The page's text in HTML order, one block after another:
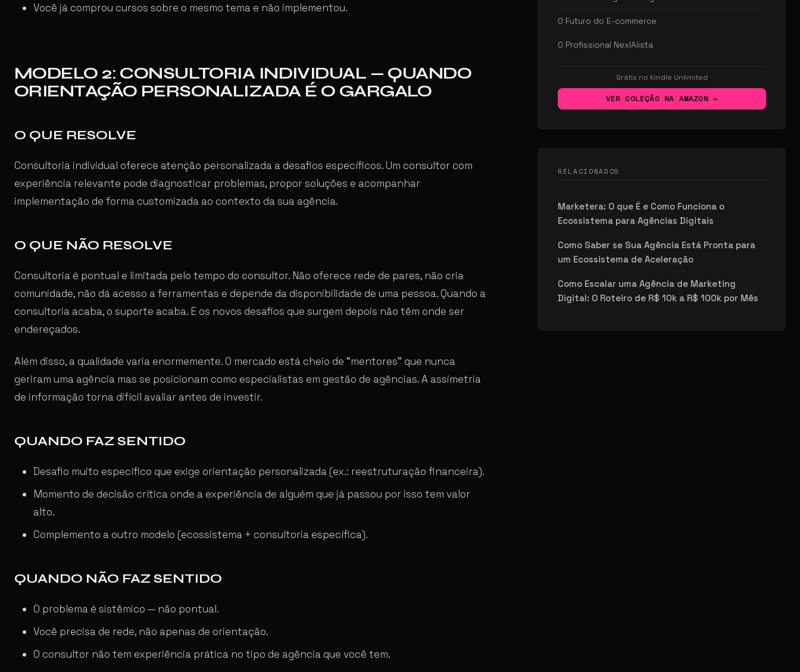
Você já comprou cursos sobre o mesmo tema e não implementou.
MODELO 2: CONSULTORIA INDIVIDUAL — QUANDO
ORIENTAÇÃO PERSONALIZADA É O GARGALO
O QUE RESOLVE
Consultoria individual oferece atenção personalizada a desafios específicos. Um consultor com
experiência relevante pode diagnosticar problemas, propor soluções e acompanhar
implementação de forma customizada ao contexto da sua agência.
O QUE NÃO RESOLVE
Consultoria é pontual e limitada pelo tempo do consultor. Não oferece rede de pares, não cria
comunidade, não dá acesso a ferramentas e depende da disponibilidade de uma pessoa. Quando a
consultoria acaba, o suporte acaba. E os novos desafios que surgem depois não têm onde ser
endereçados.
Além disso, a qualidade varia enormemente. O mercado está cheio de “mentores” que nunca
geriram uma agência mas se posicionam como especialistas em gestão de agências. A assimetria
de informação torna difícil avaliar antes de investir.
QUANDO FAZ SENTIDO
Desafio muito específico que exige orientação personalizada (ex.: reestruturação financeira).
Momento de decisão crítica onde a experiência de alguém que já passou por isso tem valor
alto.
Complemento a outro modelo (ecossistema + consultoria específica).
QUANDO NÃO FAZ SENTIDO
O problema é sistêmico — não pontual.
Você precisa de rede, não apenas de orientação.
O consultor não tem experiência prática no tipo de agência que você tem.
O Futuro do E-commerce
O Profissional NexIAlista
Grátis no Kindle Unlimited
VER COLEÇÃO NA AMAZON →
RELACIONADOS
Marketera: O que É e Como Funciona o
Ecossistema para Agências Digitais
Como Saber se Sua Agência Está Pronta para
um Ecossistema de Aceleração
Como Escalar uma Agência de Marketing
Digital: O Roteiro de R$ 10k a R$ 100k por Mês